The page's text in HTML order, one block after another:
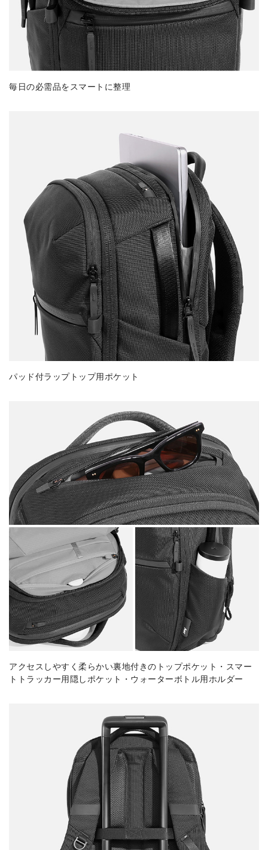
毎日の必需品をスマートに整理
パッド付ラップトップ用ポケット
アクセスしやすく柔らかい裏地付きのトップポケット・スマー
トトラッカー用隠しポケット・ウォーターボトル用ホルダー